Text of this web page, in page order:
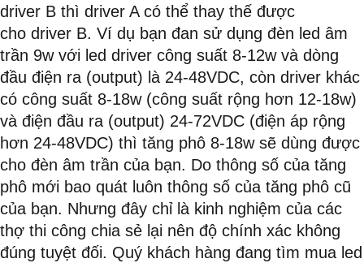
driver B thì driver A có thể thay thế được
cho driver B. Ví dụ bạn đan sử dụng đèn led âm
trần 9w với led driver công suất 8-12w và dòng
đầu điện ra (output) là 24-48VDC, còn driver khác
có công suất 8-18w (công suất rộng hơn 12-18w)
và điện đầu ra (output) 24-72VDC (điện áp rộng
hơn 24-48VDC) thì tăng phô 8-18w sẽ dùng được
cho đèn âm trần của bạn. Do thông số của tăng
phô mới bao quát luôn thông số của tăng phô cũ
của bạn. Nhưng đây chỉ là kinh nghiệm của các
thợ thi công chia sẻ lại nên độ chính xác không
đúng tuyệt đối. Quý khách hàng đang tìm mua led